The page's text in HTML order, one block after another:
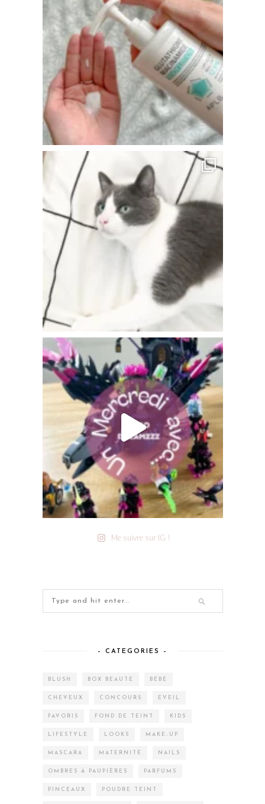
Me suivre sur IG !
– CATEGORIES –
BLUSH BOX BEAUTÉ BÉBÉ
CHEVEUX CONCOURS EVEIL
FAVORIS FOND DE TEINT KIDS
LIFESTYLE LOOKS MAKE-UP
MASCARA MATERNITÉ NAILS
OMBRES À PAUPIÈRES PARFUMS
PINCEAUX POUDRE TEINT